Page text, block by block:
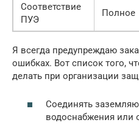
Соответствие
ПУЭ
Полное
Я всегда предупреждаю
ошибках. Вот список того,
делать при организации
Соединять
водоснабжения или